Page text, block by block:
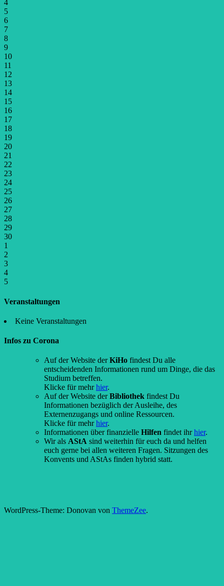
4
5
6
7
8
9
10
11
12
13
14
15
16
17
18
19
20
21
22
23
24
25
26
27
28
29
30
1
2
3
4
5
Veranstaltungen
Keine Veranstaltungen
Infos zu Corona
Auf der Website derKiHo findest Du alle
entscheidenden Informationen rund um Dinge, die das
Studium betreffen.
Klicke für mehrhier.
Auf der Website derBibliothek findest Du
Informationen bezüglich der Ausleihe, des
Externenzugangs und online Ressourcen.
Klicke für mehrhier.
Informationen über finanzielle Hilfen findet ihrhier.
Wir als AStA sind weiterhin für euch da und helfen
euch gerne bei allen weiteren Fragen. Sitzungen des
Konvents und AStAs finden hybrid statt.
WordPress-Theme: Donovan von ThemeZee.